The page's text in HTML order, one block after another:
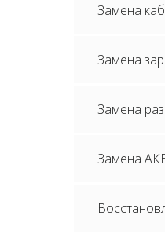
Замена
Замена
Замена
Замена